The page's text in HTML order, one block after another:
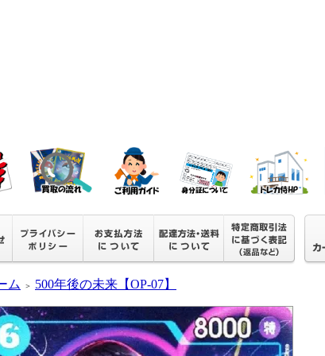
ム ＞ 500年後の未来【OP-07】